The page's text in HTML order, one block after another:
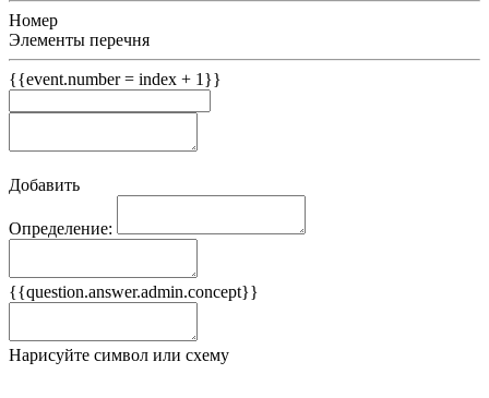
Номер
Элементы перечня
{{event.number = index + 1}}
Добавить
Определение:
{{question.answer.admin.concept}}
Нарисуйте символ или схему